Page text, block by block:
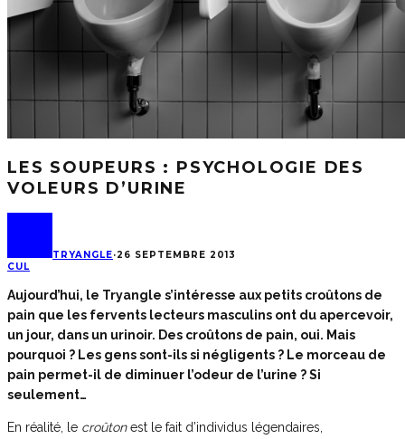
LES SOUPEURS : PSYCHOLOGIE DES
VOLEURS D’URINE
TRYANGLE·26 SEPTEMBRE 2013
CUL
Aujourd’hui, le Tryangle s’intéresse aux petits croûtons de
pain que les fervents lecteurs masculins ont du apercevoir,
un jour, dans un urinoir. Des croûtons de pain, oui. Mais
pourquoi ? Les gens sont-ils si négligents ? Le morceau de
pain permet-il de diminuer l’odeur de l’urine ? Si
seulement…
En réalité, le croûtonest le fait d’individus légendaires,